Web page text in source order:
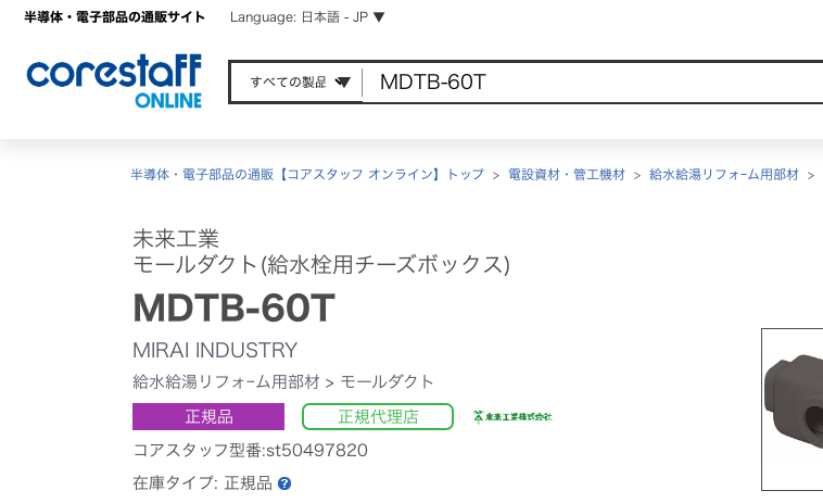
半導体・電子部品の通販サイト Language: 日本語 - JP ▼
半導体・電子部品の通販【コアスタッフ オンライン】トップ > 電設資材・管工機材 > 給水給湯リフォｰム用部材 >
未来工業
モールダクト(給水栓用チーズボックス)
MDTB-60T
MIRAI INDUSTRY
給水給湯リフォｰム用部材 > モールダクト
正規品 正規代理店
コアスタッフ型番:st50497820
在庫タイプ: 正規品